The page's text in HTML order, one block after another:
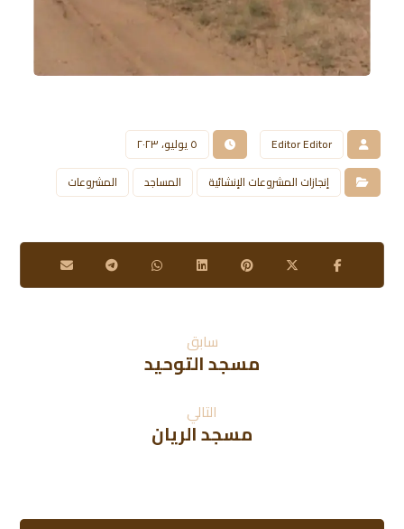
Editor Editor
٥ يوليو، ٢٠٢٣
إنجازات المشروعات الإنشائية
المساجد المشروعات
سابق
مسجد التوحيد
التالي
مسجد الريان